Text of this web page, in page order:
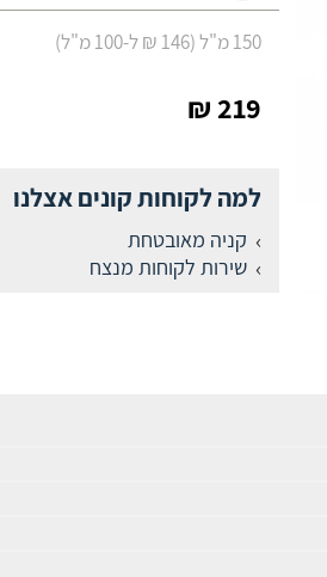
150 מ"ל (146 ₪ ל-100 מ"ל)
219 ₪
למה לקוחות קונים אצלנו
קניה מאובטחת
שירות לקוחות מנצח